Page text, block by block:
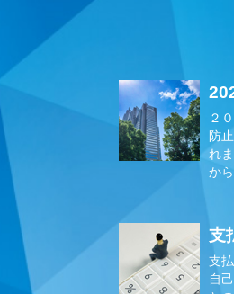
２
防
れ
か
支
支
自